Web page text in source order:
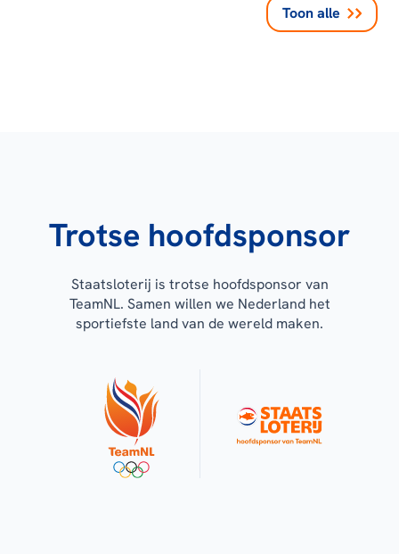
Toon alle
Trotse hoofdsponsor
Staatsloterij is trotse hoofdsponsor van
TeamNL. Samen willen we Nederland het
sportiefste land van de wereld maken.